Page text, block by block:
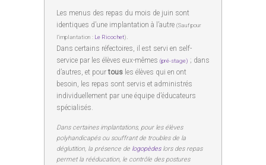
Les menus des repas du mois de juin sont
identiques d’une implantation à l’autre (Sauf pour
l’implantation : Le Ricochet).
Dans certains réfectoires, il est servi en self-
service par les élèves eux-mêmes (pré-stage) ; dans
d’autres, et pourtous les élèves qui en ont
besoin, les repas sont servis et administrés
individuellement par une équipe d’éducateurs
spécialisés.
Dans certaines implantations, pour les élèves
polyhandicapés ou souffrant de troubles de la
déglutition, la présence de logopèdeslors des repas
permet la rééducation, le contrôle des postures